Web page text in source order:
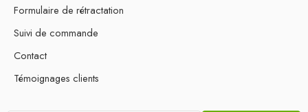
Formulaire de rétractation
Suivi de commande
Contact
Témoignages clients